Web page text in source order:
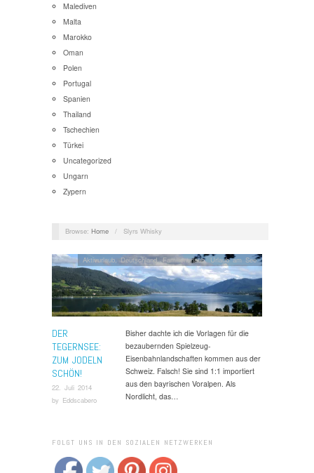
Malediven
Malta
Marokko
Oman
Polen
Portugal
Spanien
Thailand
Tschechien
Türkei
Uncategorized
Ungarn
Zypern
Browse: Home / Slyrs Whisky
DER
TEGERNSEE:
ZUM JODELN
SCHÖN!
22. Juli 2014
by Eddscabero
Aktivurlaub,Deutschland,Familienurlaub, Urlaub am See
Bisher dachte ich die Vorlagen für die
bezaubernden Spielzeug-
Eisenbahnlandschaften kommen aus der
Schweiz. Falsch! Sie sind 1:1 importiert
aus den bayrischen Voralpen. Als
Nordlicht, das…
FOLGT UNS IN DEN SOZIALEN NETZWERKEN